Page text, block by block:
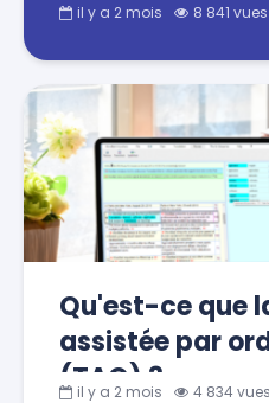
il y a 2 mois 8 841 vues
Qu'est-ce que
assistée par
(TAO) ?
il y a 2 mois 4 834 vues